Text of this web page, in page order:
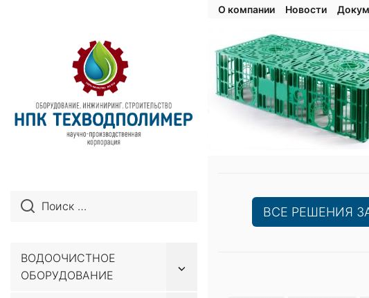
ВСЕ РЕШЕНИЯ
ВОДООЧИСТНОЕ
ОБОРУДОВАНИЕ
Показывать
О компании Новости